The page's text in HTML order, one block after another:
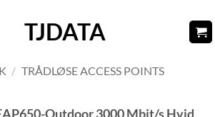
/ TRÅDLØSE ACCESS POINTS
Outdoor 3000 Mbit/s Hvid